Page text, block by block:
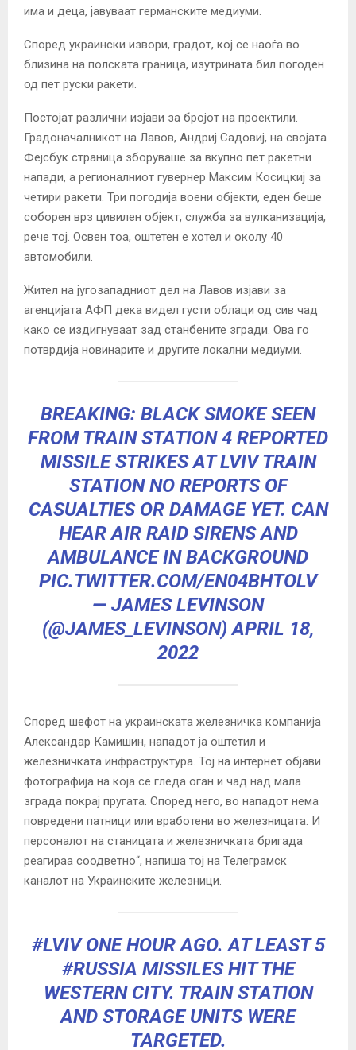
има и деца, јавуваат германските медиуми.
Според украински извори, градот, кој се наоѓа во
близина на полската граница, изутрината бил погоден
од пет руски ракети.
Постојат различни изјави за бројот на проектили.
Градоначалникот на Лавов, Андриј Садовиј, на својата
Фејсбук страница зборуваше за вкупно пет ракетни
напади, а регионалниот гувернер Максим Косицкиј за
четири ракети. Три погодија воени објекти, еден беше
соборен врз цивилен објект, служба за вулканизација,
рече тој. Освен тоа, оштетен е хотел и околу 40
автомобили.
Жител на југозападниот дел на Лавов изјави за
агенцијата АФП дека видел густи облаци од сив чад
како се издигнуваат зад станбените згради. Ова го
потврдија новинарите и другите локални медиуми.
BREAKING: BLACK SMOKE SEEN
FROM TRAIN STATION 4 REPORTED
MISSILE STRIKES AT LVIV TRAIN
STATION NO REPORTS OF
CASUALTIES OR DAMAGE YET. CAN
HEAR AIR RAID SIRENS AND
AMBULANCE IN BACKGROUND
PIC.TWITTER.COM/EN04BHTOLV
— JAMES LEVINSON
(@JAMES_LEVINSON)APRIL 18,
2022
Според шефот на украинската железничка компанија
Александар Камишин, нападот ја оштетил и
железничката инфраструктура. Тој на интернет објави
фотографија на која се гледа оган и чад над мала
зграда покрај пругата. Според него, во нападот нема
повредени патници или вработени во железницата. И
персоналот на станицата и железничката бригада
реагираа соодветно“, напиша тој на Телеграмск
каналот на Украинските железници.
#LVIVONE HOUR AGO. AT LEAST 5
#RUSSIA MISSILES HIT THE
WESTERN CITY. TRAIN STATION
AND STORAGE UNITS WERE
TARGETED.